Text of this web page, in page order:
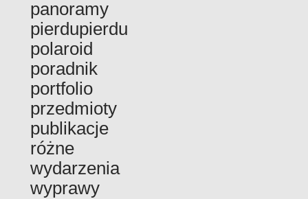
panoramy
pierdupierdu
polaroid
poradnik
portfolio
przedmioty
publikacje
różne
wydarzenia
wyprawy